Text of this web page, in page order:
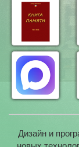
Дизайн и